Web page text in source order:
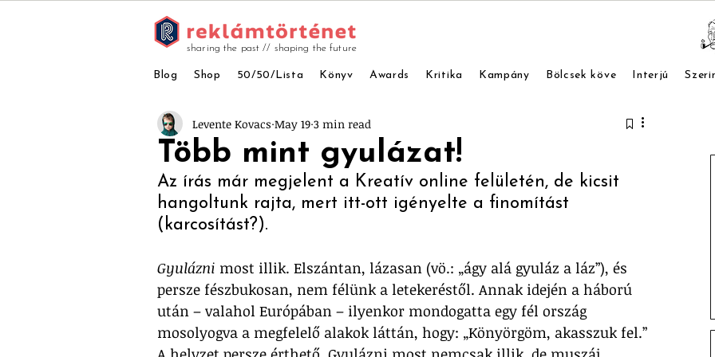
Blog Shop 50/50/Lista Könyv Awards Kritika Kampány Bölcsek köve Interjú
sharing the past // shaping the future
Több mint gyulázat!
Levente Kovacs May 19 3 min read
Az írás már megjelent a Kreatív online felületén, de kicsit
hangoltunk rajta, mert itt-ott igényelte a finomítást
(karcosítást?).
Gyulázni most illik. Elszántan, lázasan (vö.: „ágy alá gyuláz a láz”), és
persze fészbukosan, nem félünk a letekeréstől. Annak idején a háború
után – valahol Európában – ilyenkor mondogatta egy fél ország
mosolyogva a megfelelő alakok láttán, hogy: „Könyörgöm, akasszuk fel.”